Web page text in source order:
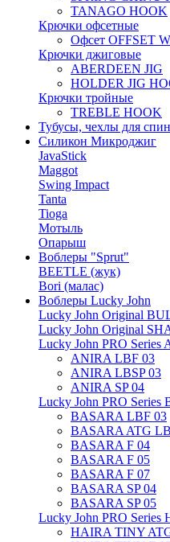
TANAGO HOOK
Крючки офсетные
Офсет OFFSET
Крючки джиговые
ABERDEEN JIG
HOLDER JIG
Крючки тройные
TREBLE HOOK
Тубусы, чехлы для
Силикон Микроджиг
JavaStick
Maggot
Swing Impact
Tanta
Tioga
Мотыль
Опарыш
Воблеры "Sprut"
BEETLE (жук)
Bori (малас)
Воблеры Lucky John
Lucky John Original
Lucky John Original
Lucky John PRO Series
ANIRA LBF 03
ANIRA LBSP 03
ANIRA SP 04
Lucky John PRO Series
BASARA LBF 03
BASARA ATG
BASARA F 04
BASARA F 05
BASARA F 07
BASARA SP 04
BASARA SP 05
Lucky John PRO Series
HAIRA TINY